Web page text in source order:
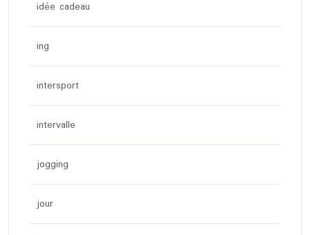
idée cadeau
ing
intersport
intervalle
jogging
jour